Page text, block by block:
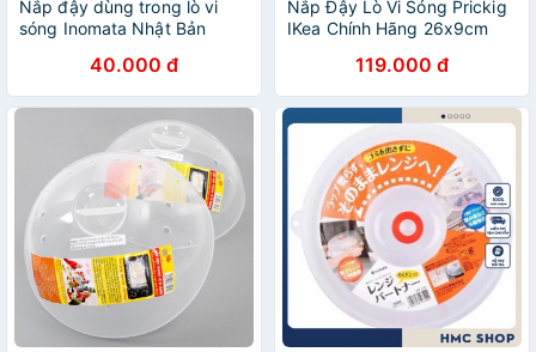
Nắp đậy dùng trong lò vi
sóng Inomata Nhật Bản
40.000 đ
Nắp Đậy Lò Vi Sóng Prickig
IKea Chính Hãng 26x9cm
119.000 đ